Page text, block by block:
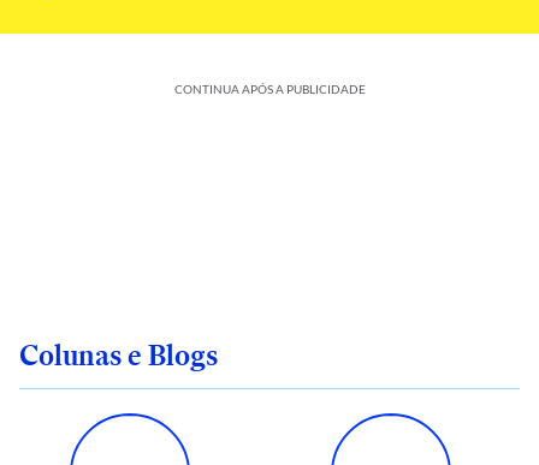
CONTINUA APÓS A PUBLICIDADE
Colunas e Blogs